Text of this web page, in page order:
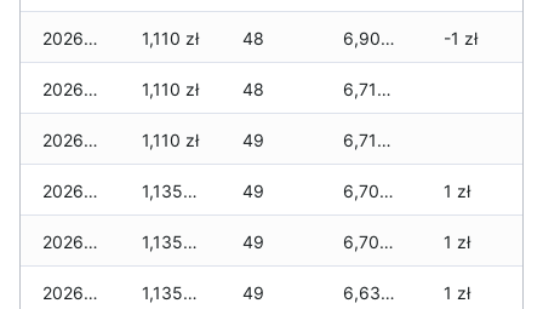
2026-06-05 1,110 zł 48 6,905 zł -1 zł
2026-06-04 1,110 zł 48 6,710 zł
2026-06-03 1,110 zł 49 6,710 zł
2026-06-02 1,135 zł 49 6,700 zł 1 zł
2026-06-01 1,135 zł 49 6,700 zł 1 zł
2026-05-31 1,135 zł 49 6,630 zł 1 zł